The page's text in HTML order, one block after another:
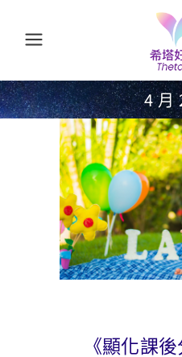
4 月
《顯化課